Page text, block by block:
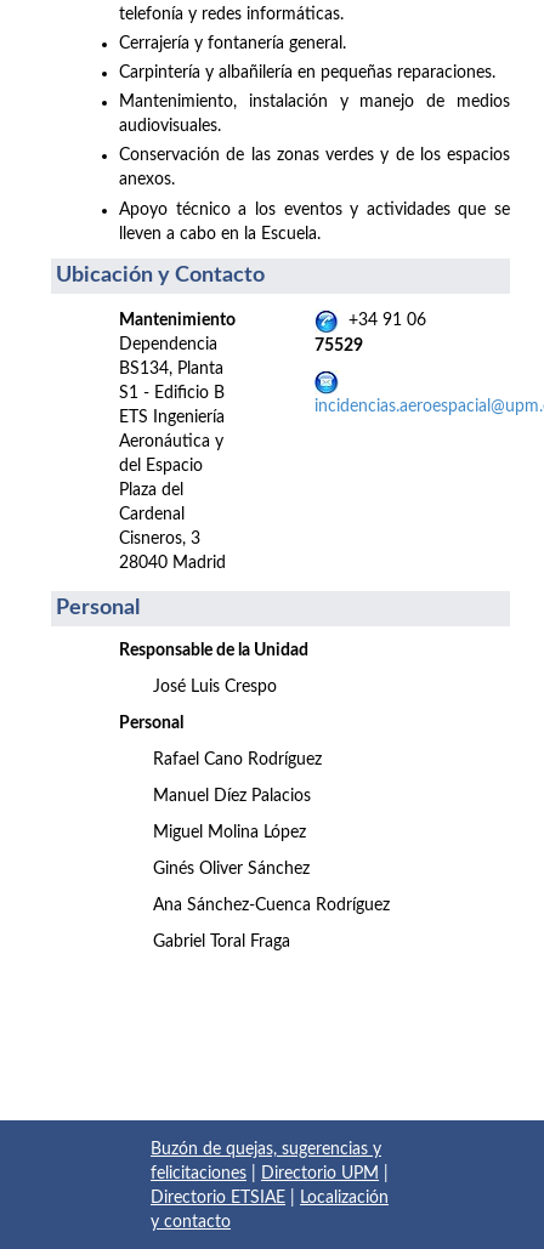
telefonía y redes informáticas.
Cerrajería y fontanería general.
Carpintería y albañilería en pequeñas reparaciones.
Mantenimiento, instalación y manejo de medios
audiovisuales.
Conservación de las zonas verdes y de los espacios
anexos.
Apoyo técnico a los eventos y actividades que se
lleven a cabo en la Escuela.
Ubicación y Contacto
Mantenimiento
Dependencia
BS134, Planta
S1 - Edificio B
ETS Ingeniería
Aeronáutica y
del Espacio
Plaza del
Cardenal
Cisneros, 3
28040 Madrid
+34 91 06
75529
Personal
Responsable de la Unidad
José Luis Crespo
Personal
Rafael Cano Rodríguez
Manuel Díez Palacios
Miguel Molina López
Ginés Oliver Sánchez
Ana Sánchez-Cuenca Rodríguez
Gabriel Toral Fraga
Buzón de quejas, sugerencias y
felicitaciones
Directorio UPM
Directorio ETSIAE
Localización
y contacto